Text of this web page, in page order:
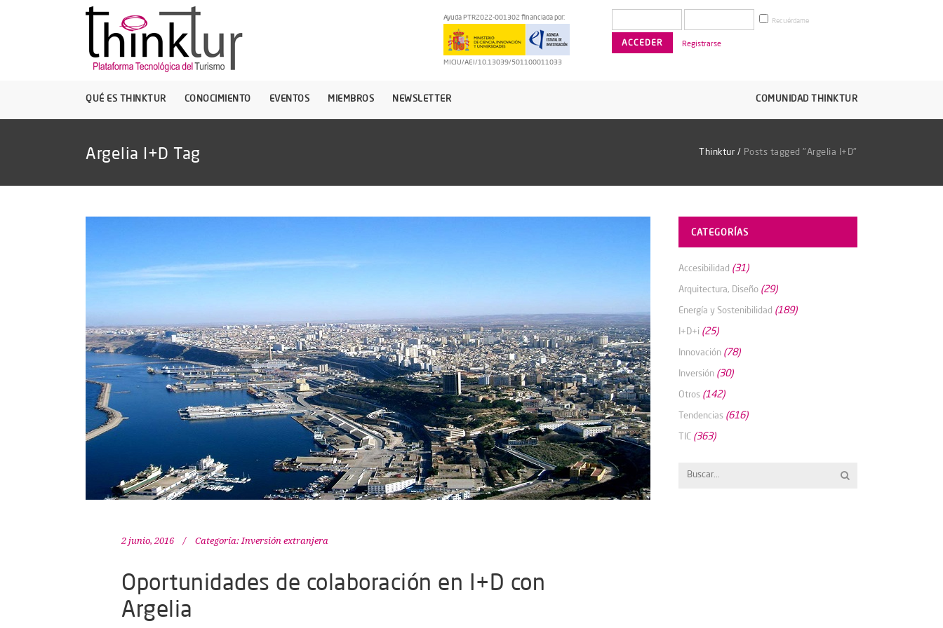
Ayuda PTR2022-001302 financiada por:
MICIU/AEI/10.13039/501100011033
Recuérdame
Registrarse
QUÉ ES THINKTUR CONOCIMIENTO EVENTOS MIEMBROS NEWSLETTER COMUNIDAD THINKTUR
Argelia I+D Tag Thinktur / Posts tagged "Argelia I+D"
2 junio, 2016 Categoría: Inversión extranjera
Oportunidades de colaboración en I+D con
Argelia
CATEGORÍAS
Accesibilidad (31)
Arquitectura, Diseño (29)
Energía y Sostenibilidad (189)
I+D+i (25)
Innovación (78)
Inversión (30)
Otros (142)
Tendencias (616)
TIC (363)